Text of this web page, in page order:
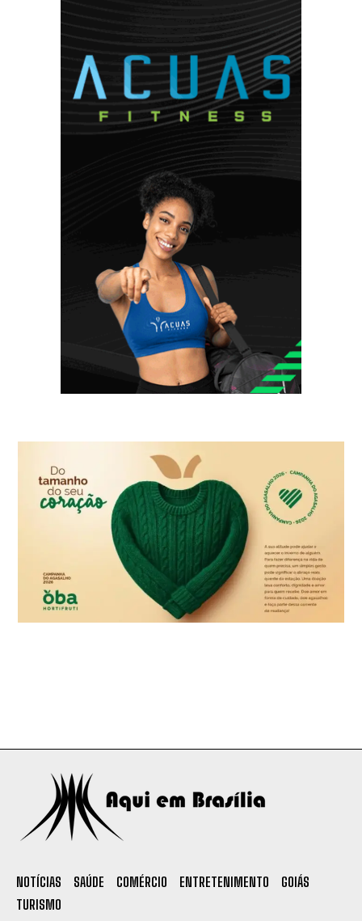
NOTÍCIAS SAÚDE COMÉRCIO ENTRETENIMENTO
GOIÁS
TURISMO